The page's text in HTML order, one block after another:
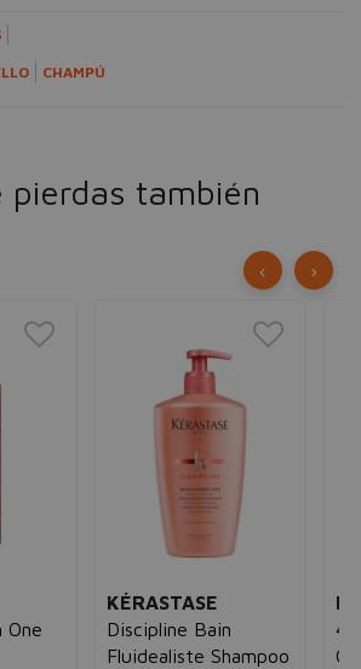
CHAMPÚ
pierdas también
One
KÉRASTASE
Discipline Bain
Fluidealiste Shampoo
‹ ›